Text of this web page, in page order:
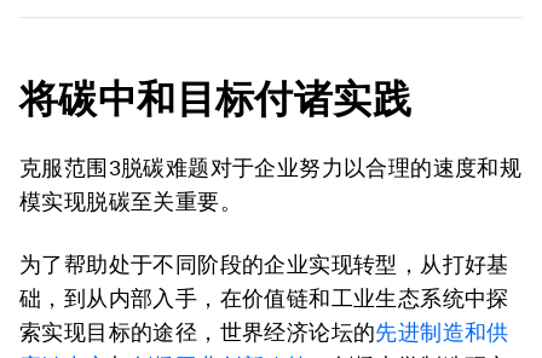
将碳中和目标付诸实践
克服范围3脱碳难题对于企业努力以合理的速度和规
模实现脱碳至关重要。
为了帮助处于不同阶段的企业实现转型，从打好基
础，到从内部入手，在价值链和工业生态系统中探
索实现目标的途径，世界经济论坛的先进制造和供